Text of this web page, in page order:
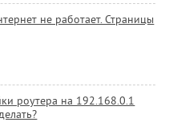
не работает. Страницы
роутера на 192.168.0.1